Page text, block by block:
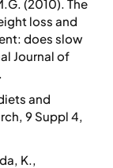
(2010). The
loss and
does slow
Journal of
and
9 Suppl 4,
K.,